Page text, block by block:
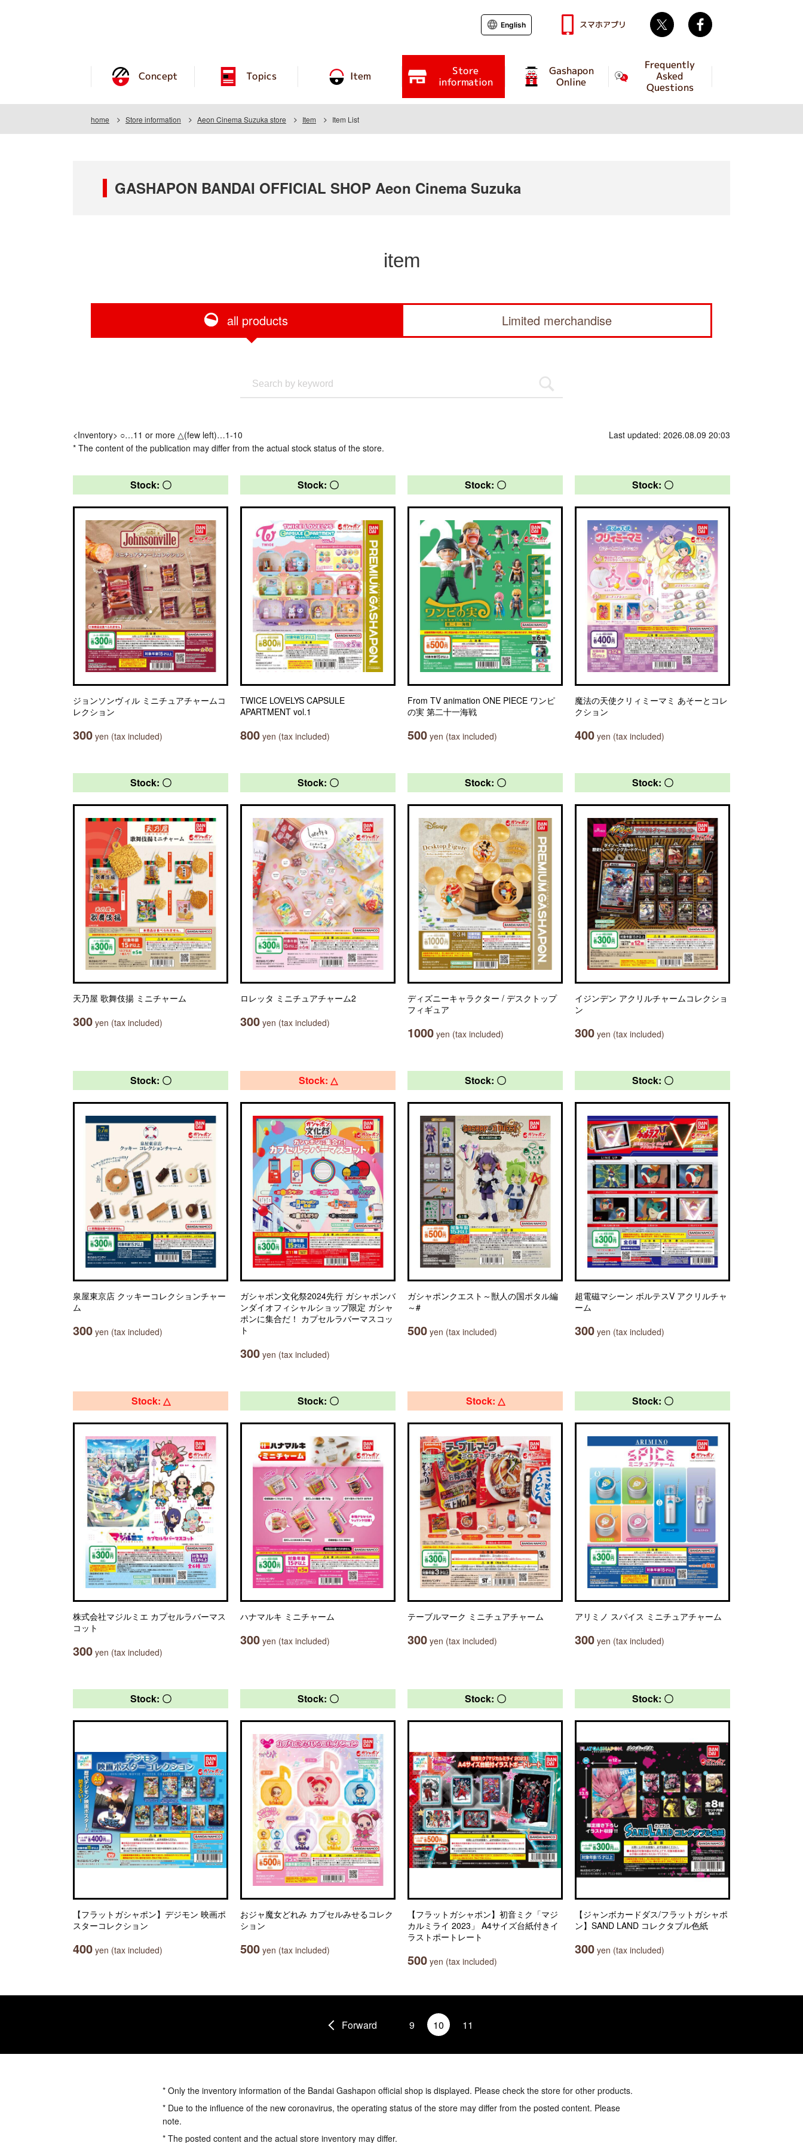
Concept Topics Item Store
information
Gashapon
Online
Frequently
Asked
Questions
English スマホアプリ Twitter
home Store information Aeon Cinema Suzuka store Item Item List
GASHAPON BANDAI OFFICIAL SHOP Aeon Cinema Suzuka
item
all products Limited merchandise
<Inventory> ○…11 or more △(few left)…1-10
* The content of the publication may differ from the actual stock status of the store.
Last updated: 2026.08.09 20:03
Stock: 〇
ジョンソンヴィル ミニチュアチャームコ
レクション
300 yen (tax included)
Stock: 〇
TWICE LOVELYS CAPSULE
APARTMENT vol.1
800 yen (tax included)
Stock: 〇
From TV animation ONE PIECE ワンピ
の実 第二十一海戦
500 yen (tax included)
Stock: 〇
魔法の天使クリィミーマミ あそーとコレ
クション
400 yen (tax included)
Stock: 〇
天乃屋 歌舞伎揚 ミニチャーム
300 yen (tax included)
Stock: 〇
ロレッタ ミニチュアチャーム2
300 yen (tax included)
Stock: 〇
ディズニーキャラクター / デスクトップ
フィギュア
1000 yen (tax included)
Stock: 〇
イジンデン アクリルチャームコレクショ
ン
300 yen (tax included)
Stock: 〇
泉屋東京店 クッキーコレクションチャー
ム
300 yen (tax included)
Stock: △
ガシャポン文化祭2024先行 ガシャポンバ
ンダイオフィシャルショップ限定 ガシャ
ポンに集合だ！ カプセルラバーマスコッ
ト
300 yen (tax included)
Stock: 〇
ガシャポンクエスト～獣人の国ポタル編
～#
500 yen (tax included)
Stock: 〇
超電磁マシーン ボルテスV アクリルチャ
ーム
300 yen (tax included)
Stock: △
株式会社マジルミエ カプセルラバーマス
コット
300 yen (tax included)
Stock: 〇
ハナマルキ ミニチャーム
300 yen (tax included)
Stock: △
テーブルマーク ミニチュアチャーム
300 yen (tax included)
Stock: 〇
アリミノ スパイス ミニチュアチャーム
300 yen (tax included)
Stock: 〇
【フラットガシャポン】デジモン 映画ポ
スターコレクション
400 yen (tax included)
Stock: 〇
おジャ魔女どれみ カプセルみせるコレク
ション
500 yen (tax included)
Stock: 〇
【フラットガシャポン】初音ミク「マジ
カルミライ 2023」 A4サイズ台紙付きイ
ラストポートレート
500 yen (tax included)
Stock: 〇
【ジャンボカードダス/フラットガシャポ
ン】SAND LAND コレクタブル色紙
300 yen (tax included)
Forward 9 10 11
* Only the inventory information of the Bandai Gashapon official shop is displayed. Please check the store for other products.
* Due to the influence of the new coronavirus, the operating status of the store may differ from the posted content. Please
note.
* The posted content and the actual store inventory may differ.